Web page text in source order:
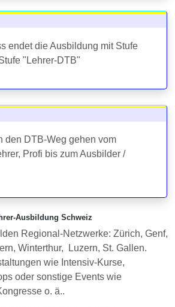
endet die Ausbildung mit Stufe
"Lehrer-DTB"
den DTB-Weg gehen vom
Profi bis zum Ausbilder /
Ausbildung Schweiz
Regional-Netzwerke: Zürich, Genf,
Winterthur, Luzern, St. Gallen.
wie Intensiv-Kurse,
oder sonstige Events wie
o. ä..